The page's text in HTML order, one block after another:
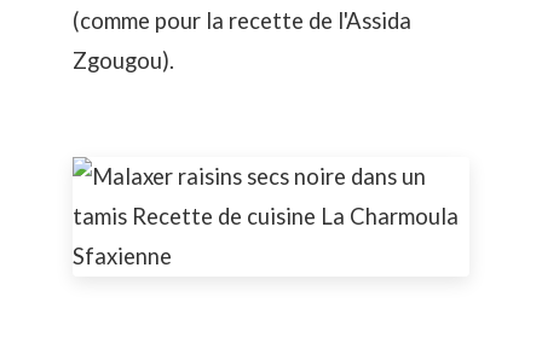
(comme pour la recette de l'Assida
Zgougou).